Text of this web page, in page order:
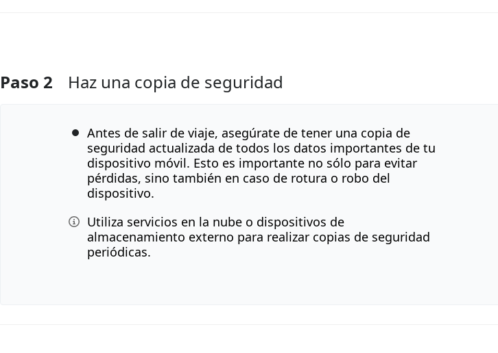
Agregar Comentario
Paso 2 Haz una copia de seguridad
Antes de salir de viaje, asegúrate de tener una copia de
seguridad actualizada de todos los datos importantes de tu
dispositivo móvil. Esto es importante no sólo para evitar
pérdidas, sino también en caso de rotura o robo del
dispositivo.
Utiliza servicios en la nube o dispositivos de
almacenamiento externo para realizar copias de seguridad
periódicas.